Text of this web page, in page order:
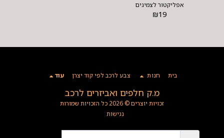
אפליקטור לצמיגים
₪19
מ.ק חלפים ואביזרים לרכב
זכויות יוצרים © 2026 כל הזכויות שמורות
נגישות
בית חנות צבע לרכב לפי קוד יצרן עוד